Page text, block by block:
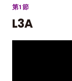
第1節
L3A